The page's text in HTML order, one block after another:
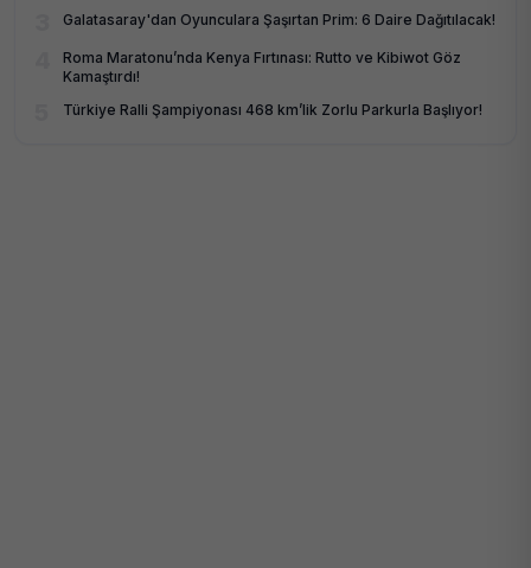
Galatasaray'dan Oyunculara Şaşırtan Prim: 6 Daire Dağıtılacak!
Roma Maratonu’nda Kenya Fırtınası: Rutto ve Kibiwot Göz
Kamaştırdı!
Türkiye Ralli Şampiyonası 468 km’lik Zorlu Parkurla Başlıyor!